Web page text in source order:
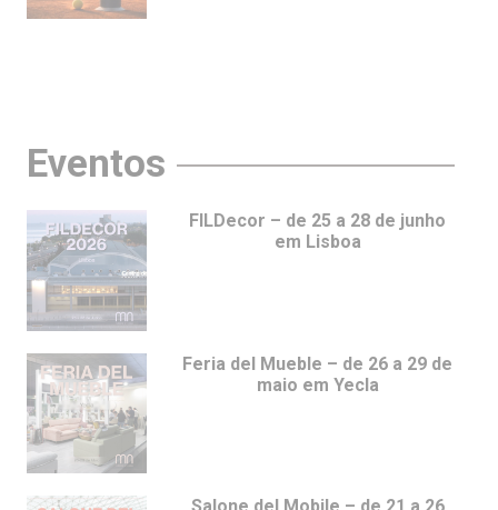
Eventos
FILDecor – de 25 a 28 de junho
em Lisboa
Feria del Mueble – de 26 a 29 de
maio em Yecla